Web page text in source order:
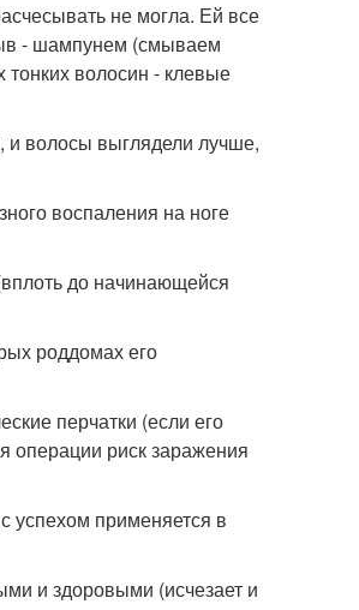
не могла. Ей все
- шампунем (смываем
волосин - клевые
волосы выглядели лучше,
воспаления на ноге
до начинающейся
роддомах его
перчатки (если его
операции риск заражения
успехом применяется в
и здоровыми (исчезает и